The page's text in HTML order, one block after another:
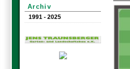
Archiv
1991 - 2025